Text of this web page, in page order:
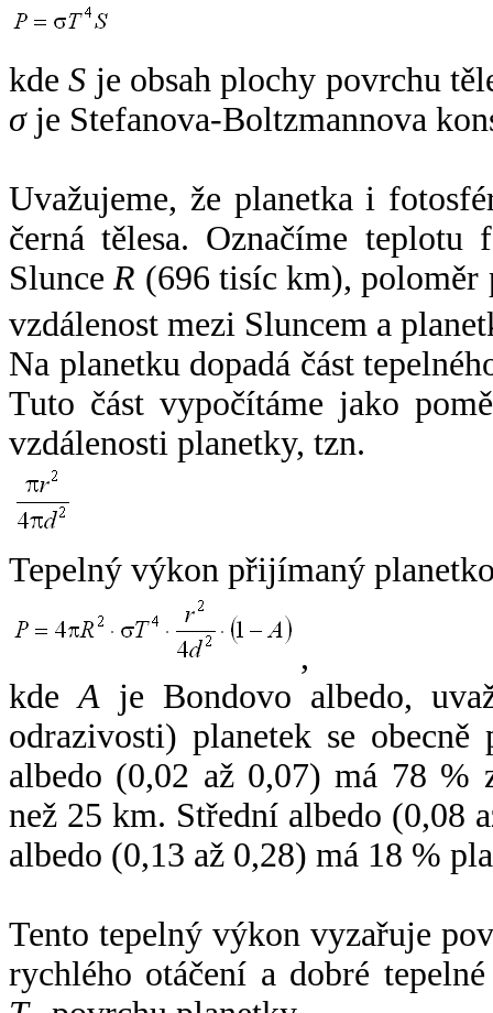
kdeS je obsah plochy povrchu
σje Stefanova-Boltzmannova
Uvažujeme, že planetka i
černá tělesa. Označíme
SlunceR (696 tisíc km),
vzdálenost mezi Sluncem a
Na planetku dopadá část
Tuto část vypočítáme jako
vzdálenosti planetky, tzn.
Tepelný výkon přijímaný
,
kdeA je Bondovo albedo,
odrazivosti) planetek se
albedo (0,02 až 0,07) má 78 %
než 25 km. Střední albedo (0,08
albedo (0,13 až 0,28) má 18 %
Tento tepelný výkon vyzařuje
rychlého otáčení a dobré